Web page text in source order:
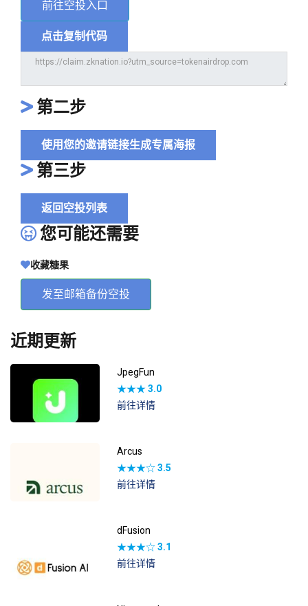
前往空投入口
点击复制代码
第二步
使用您的邀请链接生成专属海报
第三步
返回空投列表
您可能还需要
收藏糖果
发至邮箱备份空投
近期更新
JpegFun
★★★3.0
前往详情
Arcus
★★★☆3.5
前往详情
dFusion
★★★☆3.1
前往详情